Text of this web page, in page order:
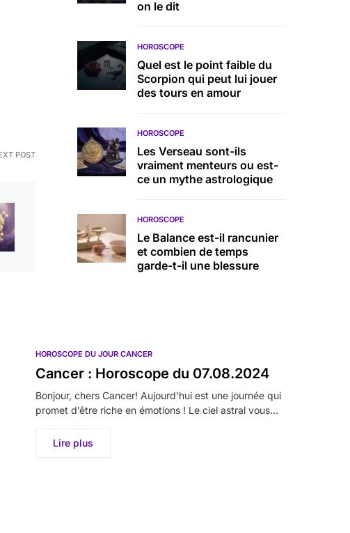
POST
on le dit
HOROSCOPE
Quel est le point faible du
Scorpion qui peut lui jouer
des tours en amour
HOROSCOPE
Les Verseau sont-ils
vraiment menteurs ou est-
ce un mythe astrologique
HOROSCOPE
Le Balance est-il rancunier
et combien de temps
garde-t-il une blessure
HOROSCOPE DU JOUR CANCER
Cancer : Horoscope du 07.08.2024
Bonjour, chers Cancer! Aujourd’hui est une journée qui
promet d’être riche en émotions ! Le ciel astral vous…
Lire plus